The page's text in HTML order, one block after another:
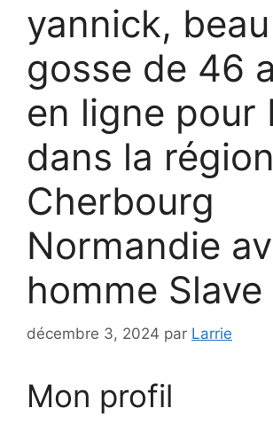
yannick, beau
gosse de 46
en ligne pour
dans la
Cherbourg
Normandie
homme Slave
décembre 3, 2024 par Larrie
Mon profil